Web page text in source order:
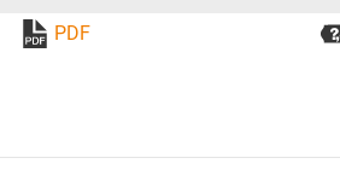
PDF